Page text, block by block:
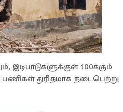
இடிபாடுகளுக்குள் 100க்கும்
துரிதமாக நடைபெற்று